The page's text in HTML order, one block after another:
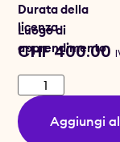
Durata della
licenza
Luogo di
apprendimento
CHF400.00
Aggiungi